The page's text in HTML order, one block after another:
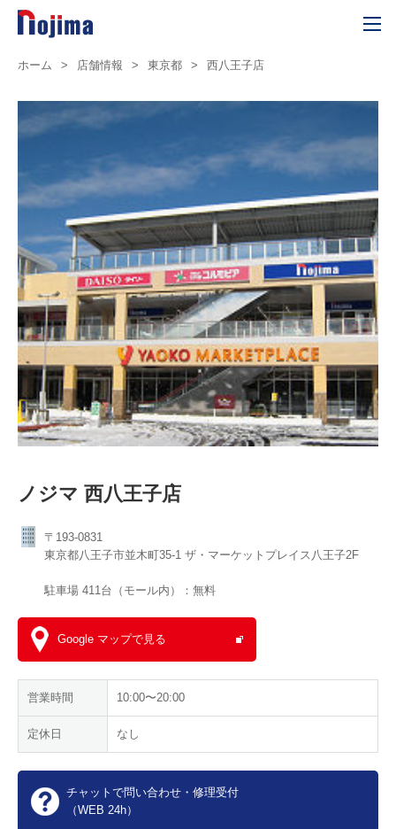
ホーム > 店舗情報 > 東京都 > 西八王子店
ノジマ 西八王子店
〒193-0831
東京都八王子市並木町35-1 ザ・マーケットプレイス八王子2F
駐車場 411台（モール内）：無料
Google マップで見る
営業時間 10:00〜20:00
定休日 なし
チャットで問い合わせ・修理受付
（WEB 24h）